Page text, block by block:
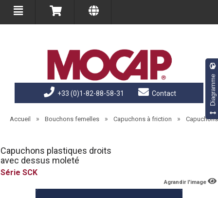
+33 (0)1-82-88-58-31 Contact
Accueil » Bouchons femelles » Capuchons à friction »
Capuchons plastiques droits
avec dessus moleté
SCK
Agrandir l'image
Diagramme